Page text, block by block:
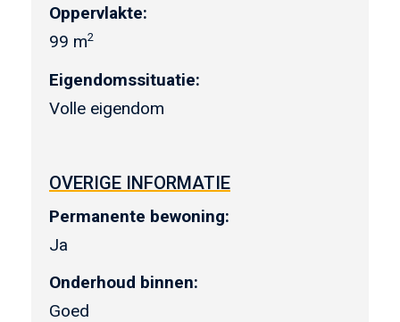
Oppervlakte:
99 m2
Eigendomssituatie:
Volle eigendom
OVERIGE INFORMATIE
Permanente bewoning:
Ja
Onderhoud binnen:
Goed